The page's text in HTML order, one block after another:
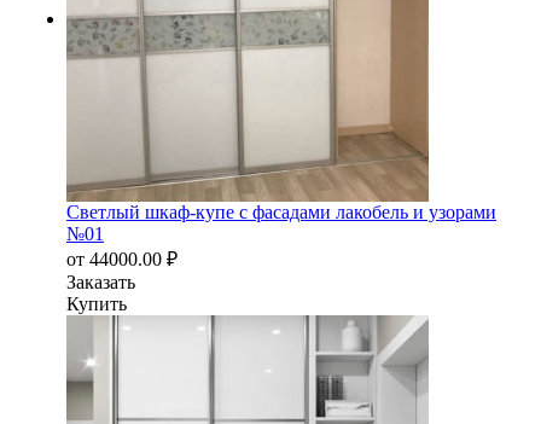
Светлый шкаф-купе с фасадами лакобель и узорами
№01
от 44000.00 ₽
Заказать
Купить